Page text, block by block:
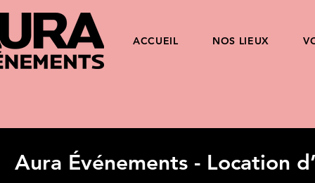
ACCUEIL NOS LIEUX
Aura Événements - Location